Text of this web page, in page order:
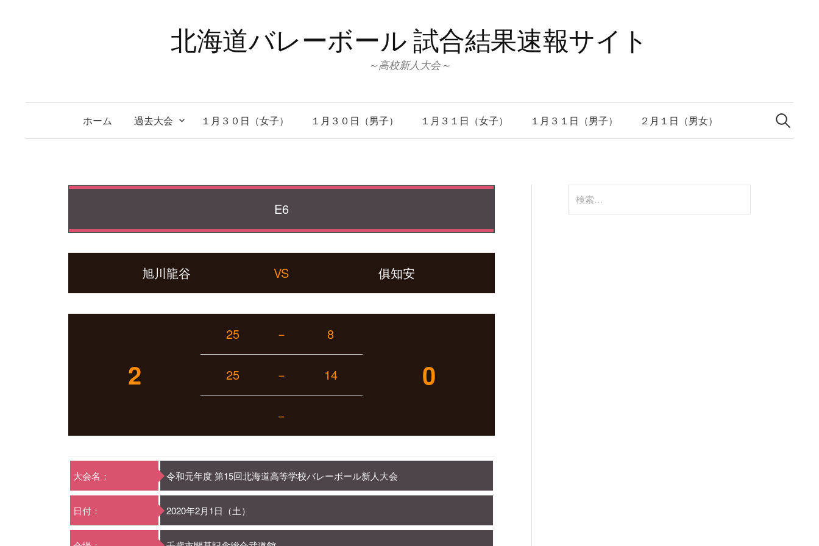
北海道バレーボール 試合結果速報サイト
～高校新人大会～
ホーム 過去大会 １月３０日（女子） １月３０日（男子） １月３１日（女子） １月３１日（男子） ２月１日（男女）
検
索:
E6
旭川龍谷 VS 俱知安
2
25 － 8
0
25 － 14
－
大会名： 令和元年度 第15回北海道高等学校バレーボール新人大会
日付： 2020年2月1日（土）
索: